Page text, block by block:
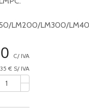
LM200/LM300/
C/ IVA
€ S/ IVA